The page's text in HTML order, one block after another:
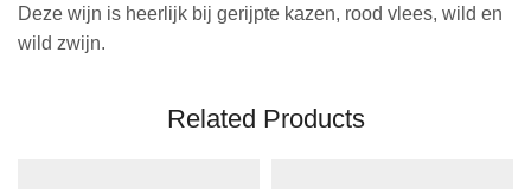
Deze wijn is heerlijk bij gerijpte kazen, rood vlees, wild en
wild zwijn.
Related Products